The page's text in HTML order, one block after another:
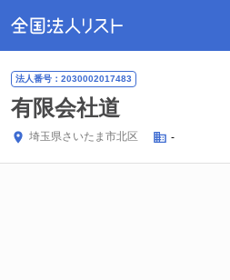
法人番号：2030002017483
有限会社道
埼玉県さいたま市北区 -